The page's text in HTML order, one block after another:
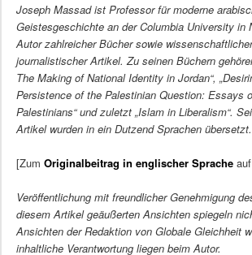
Joseph Massad ist Professor für moderne
Geistesgeschichte an der Columbia University in
Autor zahlreicher Bücher sowie
journalistischer Artikel. Zu seinen Büchern
The Making of National Identity in Jordan“,
Persistence of the Palestinian Question: Essays
Palestinians“ und zuletzt „Islam in Liberalism“.
Artikel wurden in ein Dutzend Sprachen übersetzt.
[Zum Originalbeitrag in englischer Spracheauf
Veröffentlichung mit freundlicher Genehmigung
diesem Artikel geäußerten Ansichten spiegeln
Ansichten der Redaktion von Globale Gleichheit
inhaltliche Verantwortung liegen beim Autor.